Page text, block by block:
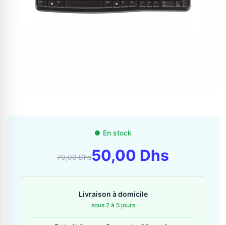
Envoyer un message
En stock
70,00 Dhs50,00 Dhs
Livraison à domicile
sous 2 à 5 jours